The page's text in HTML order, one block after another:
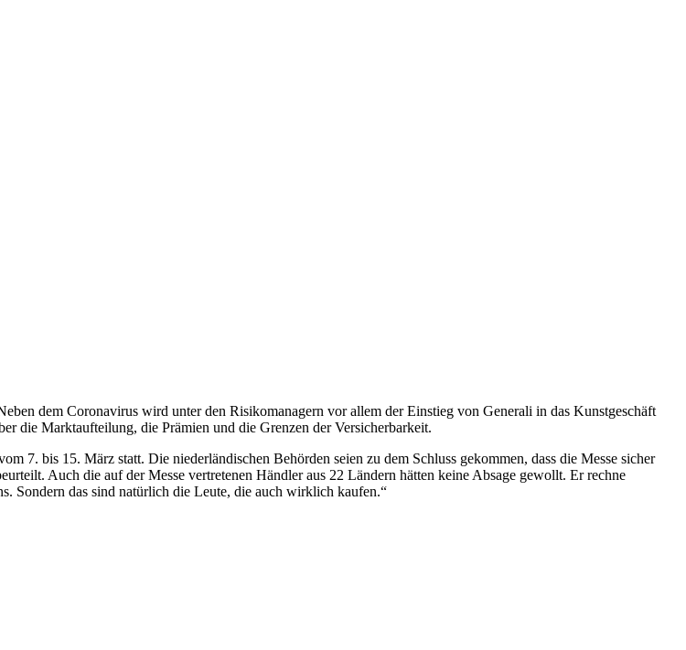
dem Coronavirus wird unter den Risikomanagern vor allem der Einstieg von Generali in das Kunstgeschäft
die Marktaufteilung, die Prämien und die Grenzen der Versicherbarkeit.
7. bis 15. März statt. Die niederländischen Behörden seien zu dem Schluss gekommen, dass die Messe sicher
Auch die auf der Messe vertretenen Händler aus 22 Ländern hätten keine Absage gewollt. Er rechne
Sondern das sind natürlich die Leute, die auch wirklich kaufen.“